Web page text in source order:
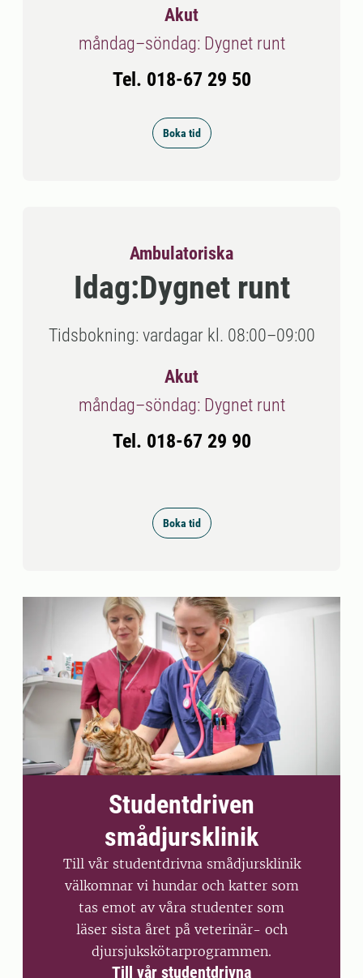
Akut
måndag–söndag: Dygnet runt
Tel. 018-67 29 50
Boka tid
Ambulatoriska
Idag:Dygnet runt
Tidsbokning: vardagar kl. 08:00–09:00
Akut
måndag–söndag: Dygnet runt
Tel. 018-67 29 90
Boka tid
Studentdriven
smådjursklinik
Till vår studentdrivna smådjursklinik
välkomnar vi hundar och katter som
tas emot av våra studenter som
läser sista året på veterinär- och
djursjukskötarprogrammen.
Till vår studentdrivna